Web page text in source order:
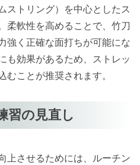
ストリング）を中心としたス
柔軟性を高めることで、竹刀
強く正確な面打ちが可能にな
も効果があるため、ストレッ
むことが推奨されます。
習の見直し
上させるためには、ルーチン